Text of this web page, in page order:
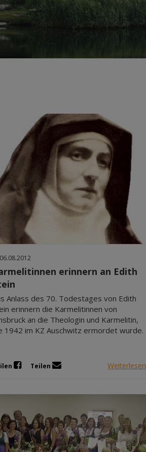
06.08.2012
erinnern an Edith
Anlass des 70. Todestages von Edith
erinnern die Karmelitinnen von
an die Theologin und Karmelitin,
1942 im KZ Auschwitz ermordet wurde.
Teilen Weiterlesen